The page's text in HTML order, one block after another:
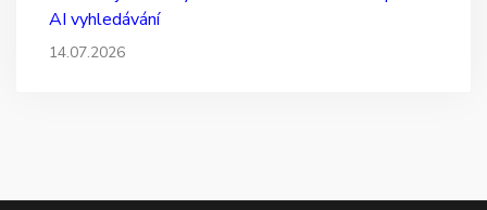
AI vyhledávání
14.07.2026